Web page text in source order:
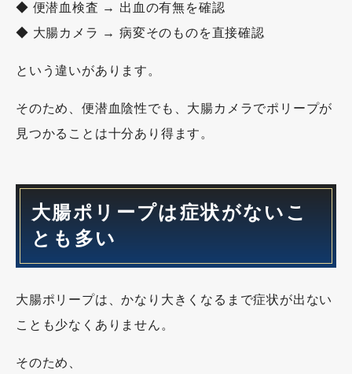
◆ 便潜血検査 → 出血の有無を確認
◆ 大腸カメラ → 病変そのものを直接確認
という違いがあります。
そのため、便潜血陰性でも、大腸カメラでポリープが
見つかることは十分あり得ます。
大腸ポリープは症状がないこ
とも多い
大腸ポリープは、かなり大きくなるまで症状が出ない
ことも少なくありません。
そのため、